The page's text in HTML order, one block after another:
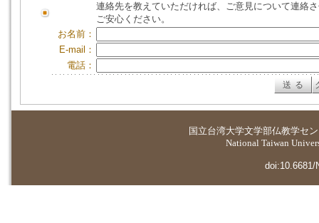
連絡先を教えていただければ、ご意見について連絡
ご安心ください。
お名前：
E-mail：
電話：
国立台湾大学文学部仏教学セ
National Taiwan
doi:10.6681/